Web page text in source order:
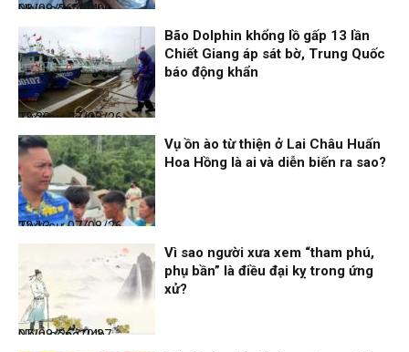
Nhịp sống 24h
08/08/26, 09:06
Thời sự
07/08/26, 23:28
Bão Dolphin khổng lồ gấp 13 lần
Chiết Giang áp sát bờ, Trung Quốc
báo động khẩn
Thời sự
07/08/26, 22:13
Vụ ồn ào từ thiện ở Lai Châu Huấn
Hoa Hồng là ai và diễn biến ra sao?
Nhịp sống 24h
07/08/26, 19:37
Vì sao người xưa xem “tham phú,
phụ bần” là điều đại kỵ trong ứng
xử?